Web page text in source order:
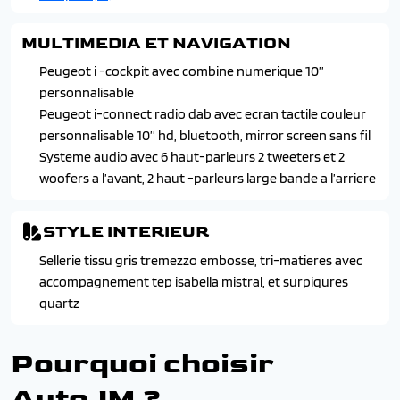
MULTIMEDIA ET NAVIGATION
Peugeot i -cockpit avec combine numerique 10’’
personnalisable
Peugeot i-connect radio dab avec ecran tactile couleur
personnalisable 10’’ hd, bluetooth, mirror screen sans fil
Systeme audio avec 6 haut-parleurs 2 tweeters et 2
woofers a l’avant, 2 haut -parleurs large bande a l’arriere
STYLE INTERIEUR
Sellerie tissu gris tremezzo embosse, tri-matieres avec
accompagnement tep isabella mistral, et surpiqures
quartz
Pourquoi choisir